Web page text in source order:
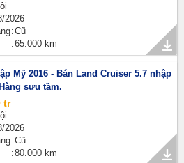
2026
Cũ
65.000 km
Mỹ 2016 - Bán Land Cruiser 5.7 nhập
sưu tầm.
tr
2026
Cũ
80.000 km